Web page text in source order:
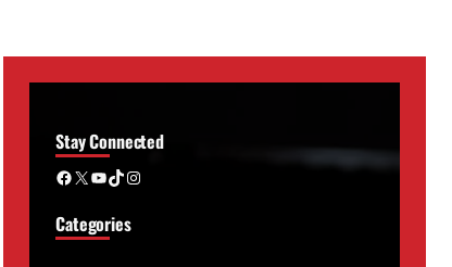
Stay Connected
Facebook X YouTube TikTok Instagram
Categories